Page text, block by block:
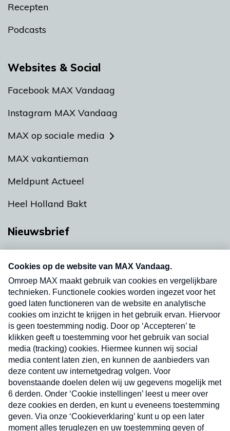
Recepten
Podcasts
Websites & Social
Facebook MAX Vandaag
Instagram MAX Vandaag
MAX op sociale media
MAX vakantieman
Meldpunt Actueel
Heel Holland Bakt
Nieuwsbrief
nieuwsbrief. Elke vrijdag- en dinsdagochtend in
uw mailbox.
Verzend
Nieuwsbrief
Neem hier een gratis abonnement op onze